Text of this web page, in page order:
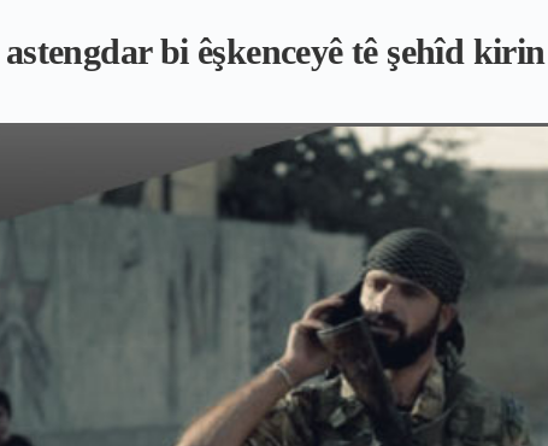
bi êşkenceyê tê şehîd kirin